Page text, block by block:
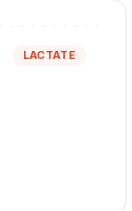
LACTATE